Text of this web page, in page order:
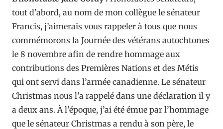
tout d’abord, au nom de mon collègue le sénateur
Francis, j’aimerais vous rappeler à tous que nous
commémorons la Journée des vétérans autochtones
le 8 novembre afin de rendre hommage aux
contributions des Premières Nations et des Métis
qui ont servi dans l’armée canadienne. Le sénateur
Christmas nous l’a rappelé dans une déclaration il y
a deux ans. À l’époque, j’ai été émue par l’hommage
que le sénateur Christmas a rendu à son père, le